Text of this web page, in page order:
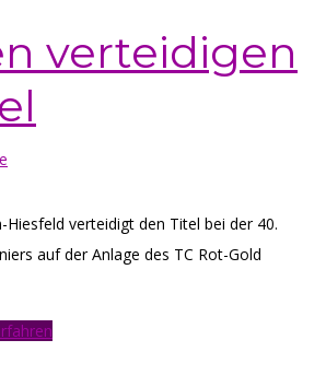
verteidigen
Hiesfeld verteidigt den Titel bei der 40.
auf der Anlage des TC Rot-Gold